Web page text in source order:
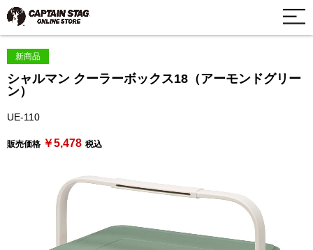
新商品
シャルマン クーラーボックス18（アーモンドグリー
ン）
UE-110
販売価格 ￥5,478 税込